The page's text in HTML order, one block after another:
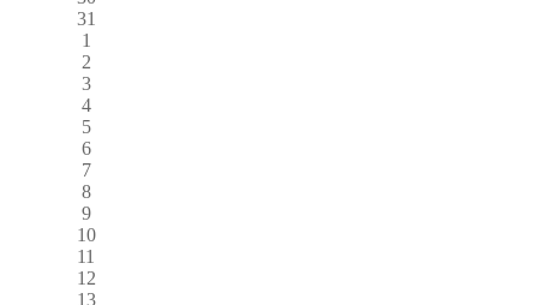
31
1
2
3
4
5
6
7
8
9
10
11
12
13